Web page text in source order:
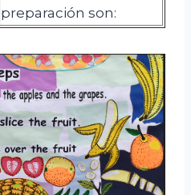
preparación son: